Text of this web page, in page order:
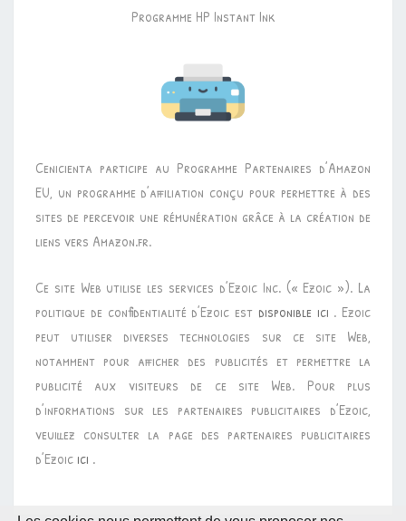
Programme HP Instant Ink
Cenicienta participe au Programme Partenaires d’Amazon
EU, un programme d’affiliation conçu pour permettre à des
sites de percevoir une rémunération grâce à la création de
liens vers Amazon.fr.
Ce site Web utilise les services d’Ezoic Inc. (« Ezoic »). La
politique de confidentialité d’Ezoic est disponible ici . Ezoic
peut utiliser diverses technologies sur ce site Web,
notamment pour afficher des publicités et permettre la
publicité aux visiteurs de ce site Web. Pour plus
d’informations sur les partenaires publicitaires d’Ezoic,
veuillez consulter la page des partenaires publicitaires
d’Ezoic ici .